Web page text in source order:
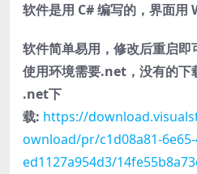
软件是用 C# 编写的，界面用
软件简单易用，修改后重启即
使用环境需要.net，没有的下
.net下
载: https://
ownload/pr/c1d08a81-
ed1127a954d3/